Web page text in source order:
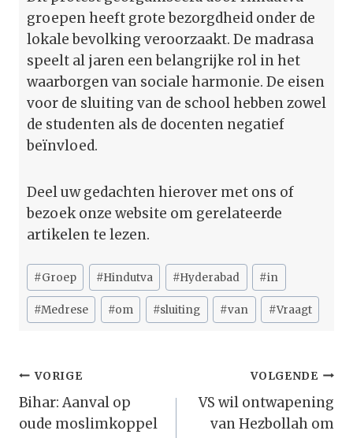
groepen heeft grote bezorgdheid onder de
lokale bevolking veroorzaakt. De madrasa
speelt al jaren een belangrijke rol in het
waarborgen van sociale harmonie. De eisen
voor de sluiting van de school hebben zowel
de studenten als de docenten negatief
beïnvloed.
Deel uw gedachten hierover met ons of
bezoek onze website om gerelateerde
artikelen te lezen.
Bericht
tags:
#Groep #Hindutva #Hyderabad #in
#Medrese #om #sluiting #van #Vraagt
Bericht
Navigatie
VORIGE
Bihar: Aanval op
oude moslimkoppel
VOLGENDE
VS wil ontwapening
van Hezbollah om